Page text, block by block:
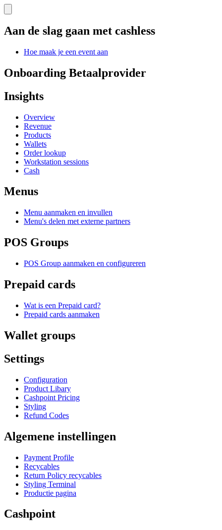
Aan de slag gaan met cashless
Hoe maak je een event aan
Onboarding Betaalprovider
Insights
Overview
Revenue
Products
Wallets
Order lookup
Workstation sessions
Cash
Menus
Menu aanmaken en invullen
Menu's delen met externe partners
POS Groups
POS Group aanmaken en configureren
Prepaid cards
Wat is een Prepaid card?
Prepaid cards aanmaken
Wallet groups
Settings
Configuration
Product Libary
Cashpoint Pricing
Styling
Refund Codes
Algemene instellingen
Payment Profile
Recycables
Return Policy recycables
Styling Terminal
Productie pagina
Cashpoint